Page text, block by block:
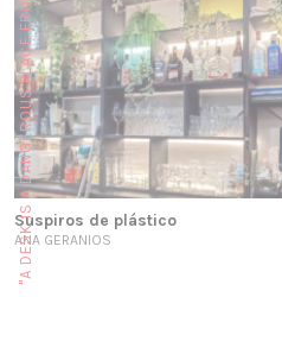
Suspiros de plástico
ANA GERANIOS